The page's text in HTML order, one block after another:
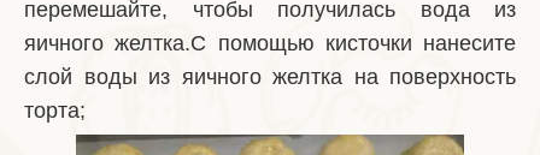
перемешайте, чтобы получилась вода из
яичного желтка.С помощью кисточки нанесите
слой воды из яичного желтка на поверхность
торта;